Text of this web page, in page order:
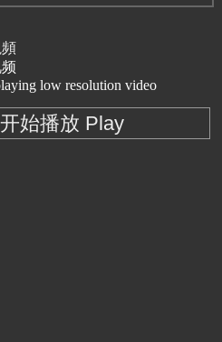
low resolution video
始播放 Play